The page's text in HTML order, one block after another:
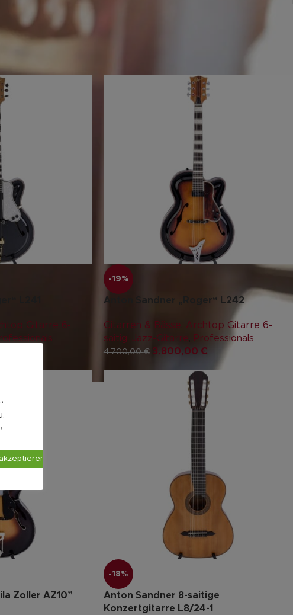
verfügbar. Aber wir hätten da ein
Gitarre 6-
-19%
Anton Sandner „Roger“ L242
Gitarren & Bässe
Archtop Gitarre 6-
saitig
Jazz-Gitarre Professionals
4.700,00€ 3.800,00 €
Zoller AZ10”
-18%
Anton Sandner 8-saitige
Konzertgitarre L8/24-1